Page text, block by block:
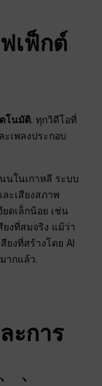
เฟ็กต์
ตโนมัติ. ทุกวิดีโอที่
เพลงประกอบ
นในเกาหลี ระบบ
ละเสียงสภาพ
ดเล็กน้อย เช่น
ยงที่สมจริง แม้ว่า
ยงที่สร้างโดย AI
ากแล้ว.
ะการ
、、